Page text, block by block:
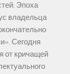
Эпоха
владельца
Сегодня
от кричащей